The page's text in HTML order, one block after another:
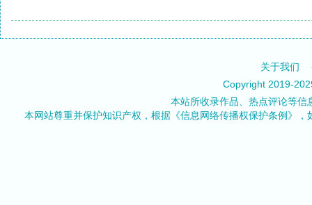
关于我们
Copyright 2019-
本站所收录作品、热点评论等
本网站尊重并保护知识产权，根据《信息网络传播权保护条例》